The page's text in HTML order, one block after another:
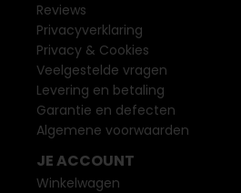
Reviews
Privacyverklaring
Privacy & Cookies
Veelgestelde vragen
Levering en betaling
Garantie en defecten
Algemene voorwaarden
JE ACCOUNT
Winkelwagen